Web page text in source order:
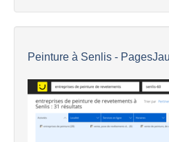
Peinture à Senlis -